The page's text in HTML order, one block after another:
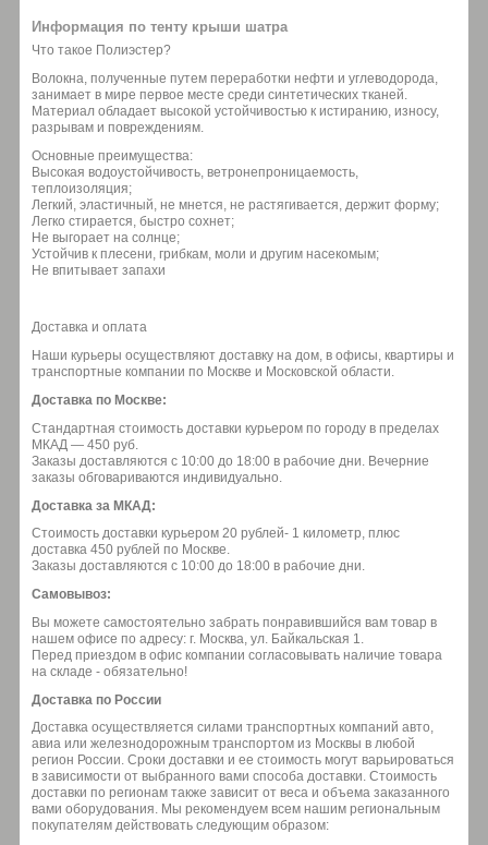
Информация по тенту крыши шатра
Что такое Полиэстер?
Волокна, полученные путем переработки нефти и углеводорода,
занимает в мире первое месте среди синтетических тканей.
Материал обладает высокой устойчивостью к истиранию, износу,
разрывам и повреждениям.
Основные преимущества:
Высокая водоустойчивость, ветронепроницаемость,
теплоизоляция;
Легкий, эластичный, не мнется, не растягивается, держит форму;
Легко стирается, быстро сохнет;
Не выгорает на солнце;
Устойчив к плесени, грибкам, моли и другим насекомым;
Не впитывает запахи
Доставка и оплата
Наши курьеры осуществляют доставку на дом, в офисы, квартиры и
транспортные компании по Москве и Московской области.
Доставка по Москве:
Стандартная стоимость доставки курьером по городу в пределах
МКАД — 450 руб.
Заказы доставляются с 10:00 до 18:00 в рабочие дни. Вечерние
заказы обговариваются индивидуально.
Доставка за МКАД:
Стоимость доставки курьером 20 рублей- 1 километр, плюс
доставка 450 рублей по Москве.
Заказы доставляются с 10:00 до 18:00 в рабочие дни.
Самовывоз:
Вы можете самостоятельно забрать понравившийся вам товар в
нашем офисе по адресу: г. Москва, ул. Байкальская 1.
Перед приездом в офис компании согласовывать наличие товара
на складе - обязательно!
Доставка по России
Доставка осуществляется силами транспортных компаний авто,
авиа или железнодорожным транспортом из Москвы в любой
регион России. Сроки доставки и ее стоимость могут варьироваться
в зависимости от выбранного вами способа доставки. Стоимость
доставки по регионам также зависит от веса и объема заказанного
вами оборудования. Мы рекомендуем всем нашим региональным
покупателям действовать следующим образом: